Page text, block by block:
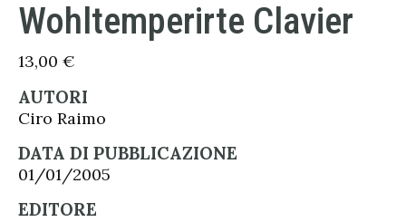
Wohltemperirte Clavier
13,00 €
AUTORI
Ciro Raimo
DATA DI PUBBLICAZIONE
01/01/2005
EDITORE